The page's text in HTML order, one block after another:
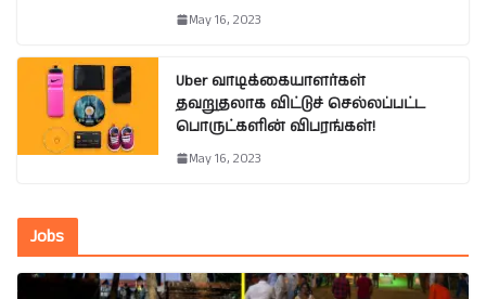
May 16, 2023
Uber வாடிக்கையாளர்கள்
தவறுதலாக விட்டுச் செல்லப்பட்ட
பொருட்களின் விபரங்கள்!
May 16, 2023
Jobs